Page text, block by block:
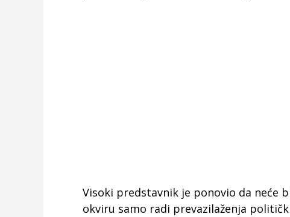
Visoki predstavnik je ponovio da neće
okviru samo radi prevazilaženja